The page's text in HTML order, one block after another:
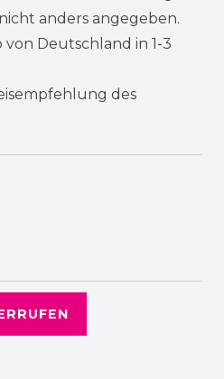
anders angegeben.
Deutschland in 1-3
des